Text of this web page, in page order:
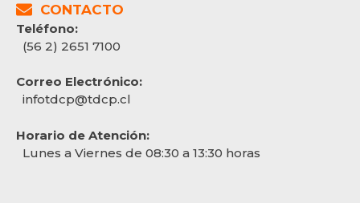
CONTACTO
Teléfono:
(56 2) 2651 7100
Correo Electrónico:
infotdcp@tdcp.cl
Horario de Atención:
Lunes a Viernes de 08:30 a 13:30 horas